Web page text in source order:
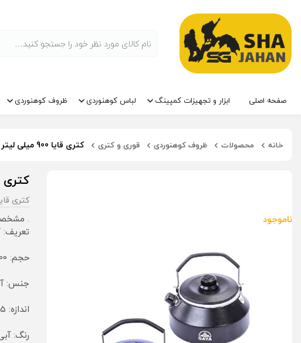
صفحه اصلی ابزار و تجهیزات کمپینگ لباس کوهنوردی ظروف کوهنوردی
خانه محصولات ظروف کوهنوردی قوری و کتری کتری قایا 900 میلی لیتر
ناموجود
کتری قایا
کتری قایا 900 میلی
.
حجم: 900 میلی لیتر
جنس:
اندازه: 8.5*15.5 سانتیمتر
رنگ: